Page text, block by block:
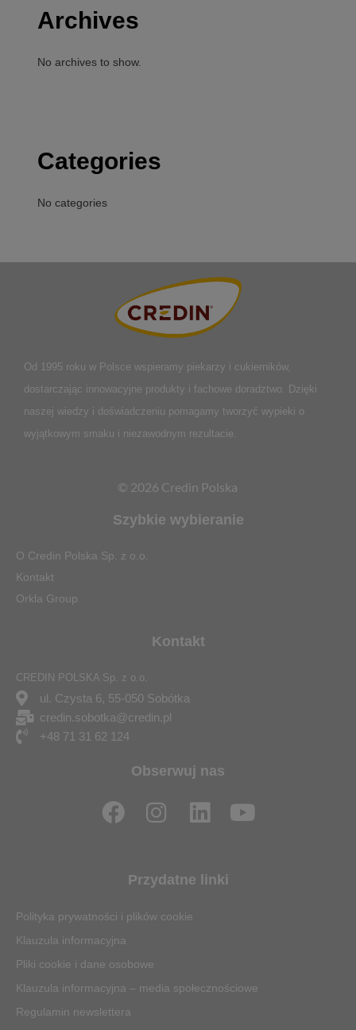
Archives
No archives to show.
Categories
No categories
Od 1995 roku w Polsce wspieramy piekarzy i cukierników,
dostarczając innowacyjne produkty i fachowe doradztwo. Dzięki
naszej wiedzy i doświadczeniu pomagamy tworzyć wypieki o
wyjątkowym smaku i niezawodnym rezultacie.
© 2026 Credin Polska
Szybkie wybieranie
O Credin Polska Sp. z o.o.
Kontakt
Orkla Group
Kontakt
CREDIN POLSKA Sp. z o.o.
ul. Czysta 6, 55-050 Sobótka
credin.sobotka@credin.pl
+48 71 31 62 124
Obserwuj nas
F
a
o
o
k
I
n
t
g
m
L
i
k
Y
Przydatne linki
Polityka prywatności i plików cookie
Klauzula informacyjna
Pliki cookie i dane osobowe
Klauzula informacyjna – media społecznościowe
Regulamin newslettera